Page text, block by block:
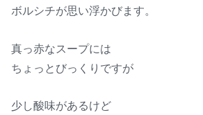
ボルシチが思い浮かびます。
真っ赤なスープには
ちょっとびっくりですが
少し酸味があるけど